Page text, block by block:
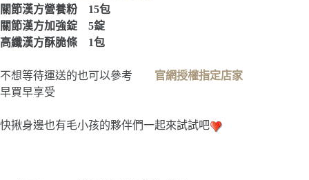
關節漢方營養粉 15包
關節漢方加強錠 5錠
高纖漢方酥脆條 1包
不想等待運送的也可以參考 官網授權指定店家
早買早享受
快揪身邊也有毛小孩的夥伴們一起來試試吧